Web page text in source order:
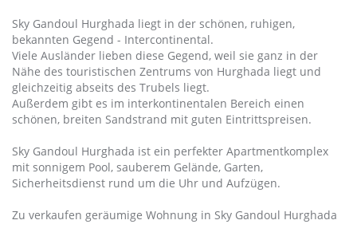
Sky Gandoul Hurghada liegt in der schönen, ruhigen,
bekannten Gegend - Intercontinental.
Viele Ausländer lieben diese Gegend, weil sie ganz in der
Nähe des touristischen Zentrums von Hurghada liegt und
gleichzeitig abseits des Trubels liegt.
Außerdem gibt es im interkontinentalen Bereich einen
schönen, breiten Sandstrand mit guten Eintrittspreisen.
Sky Gandoul Hurghada ist ein perfekter Apartmentkomplex
mit sonnigem Pool, sauberem Gelände, Garten,
Sicherheitsdienst rund um die Uhr und Aufzügen.
Zu verkaufen geräumige Wohnung in Sky Gandoul Hurghada